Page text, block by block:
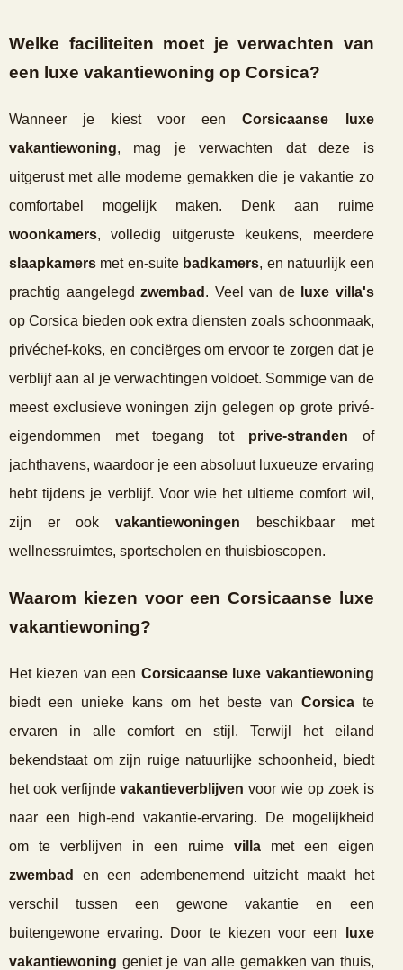
Welke faciliteiten moet je verwachten van
een luxe vakantiewoning op Corsica?
Wanneer je kiest voor eenCorsicaanse luxe
vakantiewoning, mag je verwachten dat deze is
uitgerust met alle moderne gemakken die je vakantie zo
comfortabel mogelijk maken. Denk aan ruime
woonkamers, volledig uitgeruste keukens, meerdere
slaapkamers met en-suite badkamers, en natuurlijk een
prachtig aangelegdzwembad . Veel van de
luxe villa's
op Corsica bieden ook extra diensten zoals schoonmaak,
privéchef-koks, en conciërges om ervoor te zorgen dat je
verblijf aan al je verwachtingen voldoet. Sommige van de
meest exclusieve woningen zijn gelegen op grote privé-
eigendommen met toegang tot prive-stranden of
jachthavens, waardoor je een absoluut luxueuze ervaring
hebt tijdens je verblijf. Voor wie het ultieme comfort wil,
zijn er ookvakantiewoningen beschikbaar met
wellnessruimtes, sportscholen en thuisbioscopen.
Waarom kiezen voor een Corsicaanse luxe
vakantiewoning?
Het kiezen van een Corsicaanse luxe vakantiewoning
biedt een unieke kans om het beste van Corsicate
ervaren in alle comfort en stijl. Terwijl het eiland
bekendstaat om zijn ruige natuurlijke schoonheid, biedt
het ook verfijndevakantieverblijven voor wie op zoek is
naar een high-end vakantie-ervaring. De mogelijkheid
om te verblijven in een ruime villamet een eigen
zwembad
en een adembenemend uitzicht maakt het
verschil tussen een gewone vakantie en een
buitengewone ervaring. Door te kiezen voor een
luxe
vakantiewoning geniet je van alle gemakken van thuis,